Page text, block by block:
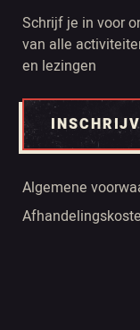
Schrijf je in voor
van alle
en lezingen
Algemene